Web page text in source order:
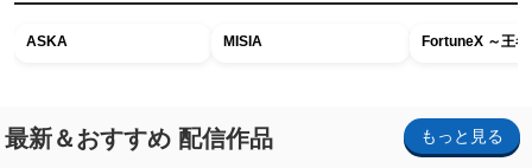
ASKA MISIA FortuneX ～王
最新＆おすすめ 配信作品 もっと見る